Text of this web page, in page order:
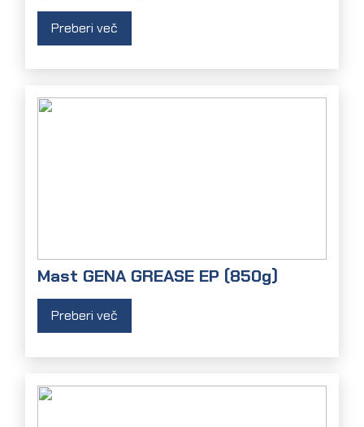
Preberi več
Mast GENA GREASE EP (850g)
Preberi več